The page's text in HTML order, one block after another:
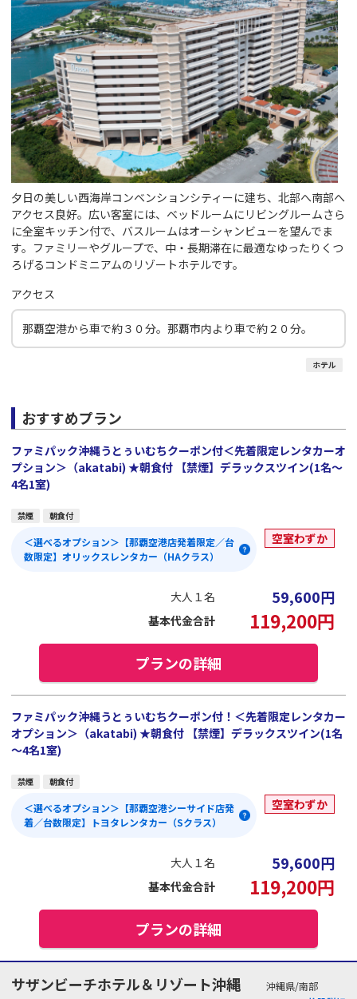
夕日の美しい西海岸コンベンションシティーに建ち、北部へ南部へ
アクセス良好。広い客室には、ベッドルームにリビングルームさら
に全室キッチン付で、バスルームはオーシャンビューを望んでま
す。ファミリーやグループで、中・長期滞在に最適なゆったりくつ
ろげるコンドミニアムのリゾートホテルです。
アクセス
那覇空港から車で約３０分。那覇市内より車で約２０分。
ホテル
おすすめプラン
ファミパック沖縄うとぅいむちクーポン付＜先着限定レンタカーオ
プション＞（akatabi) ★朝食付 【禁煙】デラックスツイン(1名～
4名1室)
禁煙 朝食付
＜選べるオプション＞【那覇空港店発着限定／台
数限定】オリックスレンタカー（HAクラス）
空室わずか
大人１名 59,600円
基本代金合計 119,200円
プランの詳細
ファミパック沖縄うとぅいむちクーポン付！＜先着限定レンタカー
オプション＞（akatabi) ★朝食付 【禁煙】デラックスツイン(1名
～4名1室)
禁煙 朝食付
＜選べるオプション＞【那覇空港シーサイド店発
着／台数限定】トヨタレンタカー（Sクラス）
空室わずか
大人１名 59,600円
基本代金合計 119,200円
プランの詳細
サザンビーチホテル＆リゾート沖縄
沖縄県/南部